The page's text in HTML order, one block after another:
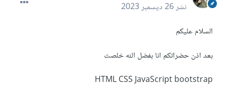
نشر26 ديسمبر 2023
السلام عليكم
بعد اذن حضراتكم انا بفضل الله خلصت
HTML CSS JavaScript bootstrap